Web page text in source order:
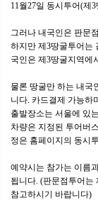
11월27일 동시투어(제
그러나 내국인은 판문
하지만 제3땅굴투어는
국인은 제3땅굴지역에
물론 땅굴만 하는 내국
니다. 카드결제 가능하
출발장소는 서울에 있
차량은 지정된 투어버
정은 홈페이지의 동시
예약시는 참가는 이름
됩니다. (판문점투어는
참고하시기 바랍니다)